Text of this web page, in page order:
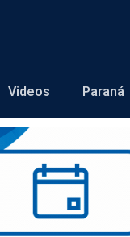
Videos Paraná